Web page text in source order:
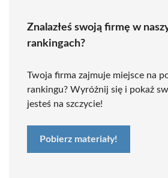
Znalazłeś swoją firmę w
rankingach?
Twoja firma zajmuje miejsce na
rankingu? Wyróżnij się i pokaż
jesteś na szczycie!
Pobierz materiały!